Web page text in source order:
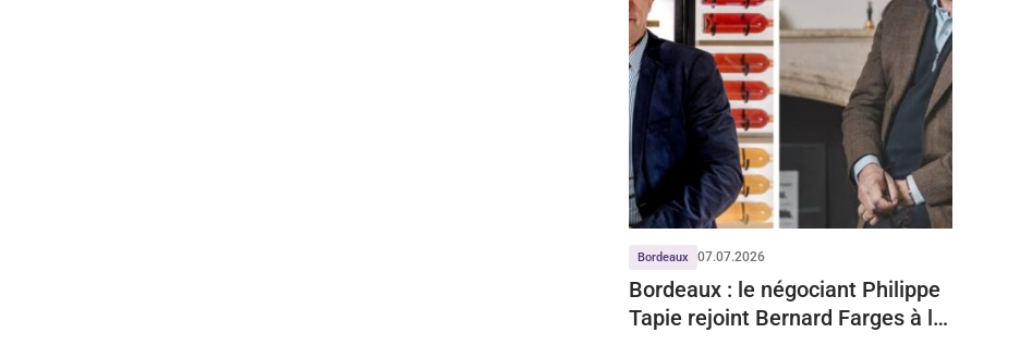
Bordeaux 07.07.2026
Bordeaux : le négociant Philippe
Tapie rejoint Bernard Farges à la